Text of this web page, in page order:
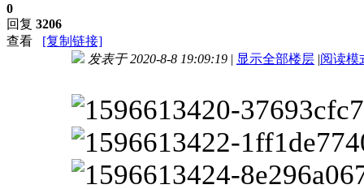
0
回复 3206
查看
[复制链接]
发表于 2020-8-8 19:09:19 | 显示全部楼层 |阅读模